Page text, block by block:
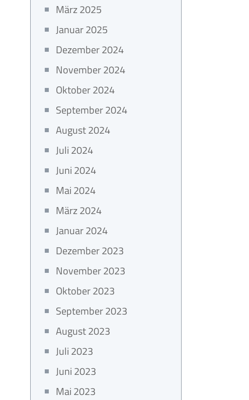
März 2025
Januar 2025
Dezember 2024
November 2024
Oktober 2024
September 2024
August 2024
Juli 2024
Juni 2024
Mai 2024
März 2024
Januar 2024
Dezember 2023
November 2023
Oktober 2023
September 2023
August 2023
Juli 2023
Juni 2023
Mai 2023